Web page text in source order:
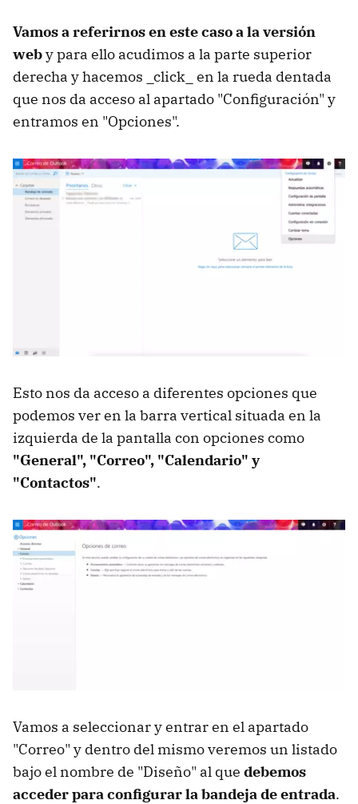
Vamos a referirnos en este caso a la versión
weby para ello acudimos a la parte superior
derecha y hacemos _click_ en la rueda dentada
que nos da acceso al apartado "Configuración" y
entramos en "Opciones".
Esto nos da acceso a diferentes opciones que
podemos ver en la barra vertical situada en la
izquierda de la pantalla con opciones como
"General", "Correo", "Calendario" y
"Contactos".
Vamos a seleccionar y entrar en el apartado
"Correo" y dentro del mismo veremos un listado
bajo el nombre de "Diseño" al que debemos
acceder para configurar la bandeja de entrada.